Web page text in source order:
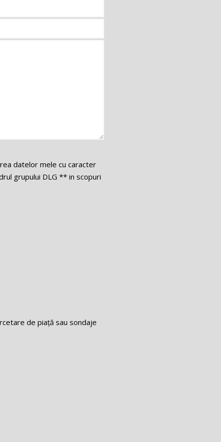
datelor mele cu caracter
grupului DLG ** in scopuri
de piață sau sondaje